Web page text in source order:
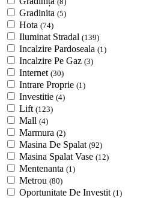
Gradinita (5)
Hota (74)
Iluminat Stradal (139)
Incalzire Pardoseala (1)
Incalzire Pe Gaz (3)
Internet (30)
Intrare Proprie (1)
Investitie (4)
Lift (123)
Mall (4)
Marmura (2)
Masina De Spalat (92)
Masina Spalat Vase (12)
Mentenanta (1)
Metrou (80)
Oportunitate De Investit (1)